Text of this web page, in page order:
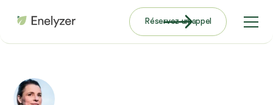
Réservez un appel